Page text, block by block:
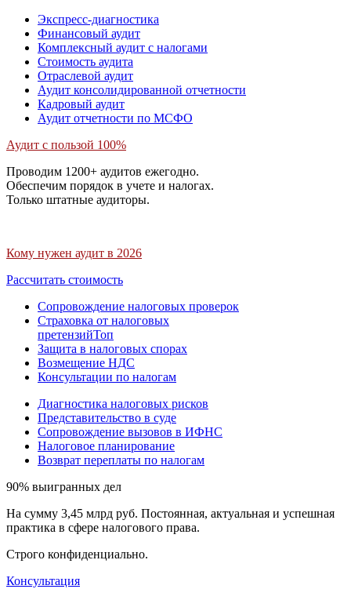
Экспресс-диагностика
Финансовый аудит
Комплексный аудит с налогами
Стоимость аудита
Отраслевой аудит
Аудит консолидированной отчетности
Кадровый аудит
Аудит отчетности по МСФО
Аудит с пользой 100%
Проводим 1200+ аудитов ежегодно.
Обеспечим порядок в учете и налогах.
Только штатные аудиторы.
Кому нужен аудит в 2026
Рассчитать стоимость
Сопровождение налоговых проверок
Страховка от налоговых
претензийТоп
Защита в налоговых спорах
Возмещение НДС
Консультации по налогам
Диагностика налоговых рисков
Представительство в суде
Сопровождение вызовов в ИФНС
Налоговое планирование
Возврат переплаты по налогам
90% выигранных дел
На сумму 3,45 млрд руб. Постоянная, актуальная и успешная
практика в сфере налогового права.
Строго конфиденциально.
Консультация